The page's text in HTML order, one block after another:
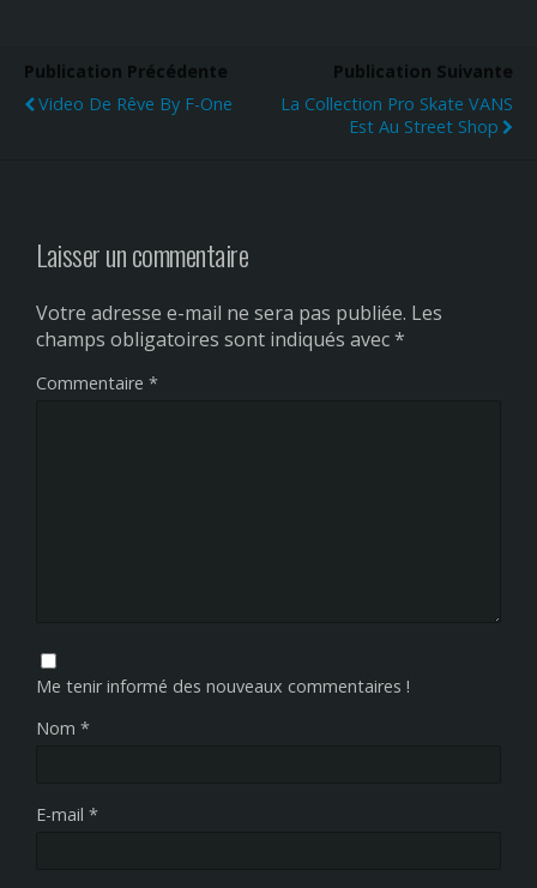
Publication Précédente
Video De Rêve By F-One
Publication Suivante
La Collection Pro Skate VANS
Est Au Street Shop
Laisser un commentaire
Votre adresse e-mail ne sera pas publiée. Les
champs obligatoires sont indiqués avec*
Commentaire *
Me tenir informé des nouveaux commentaires !
Nom *
E-mail *